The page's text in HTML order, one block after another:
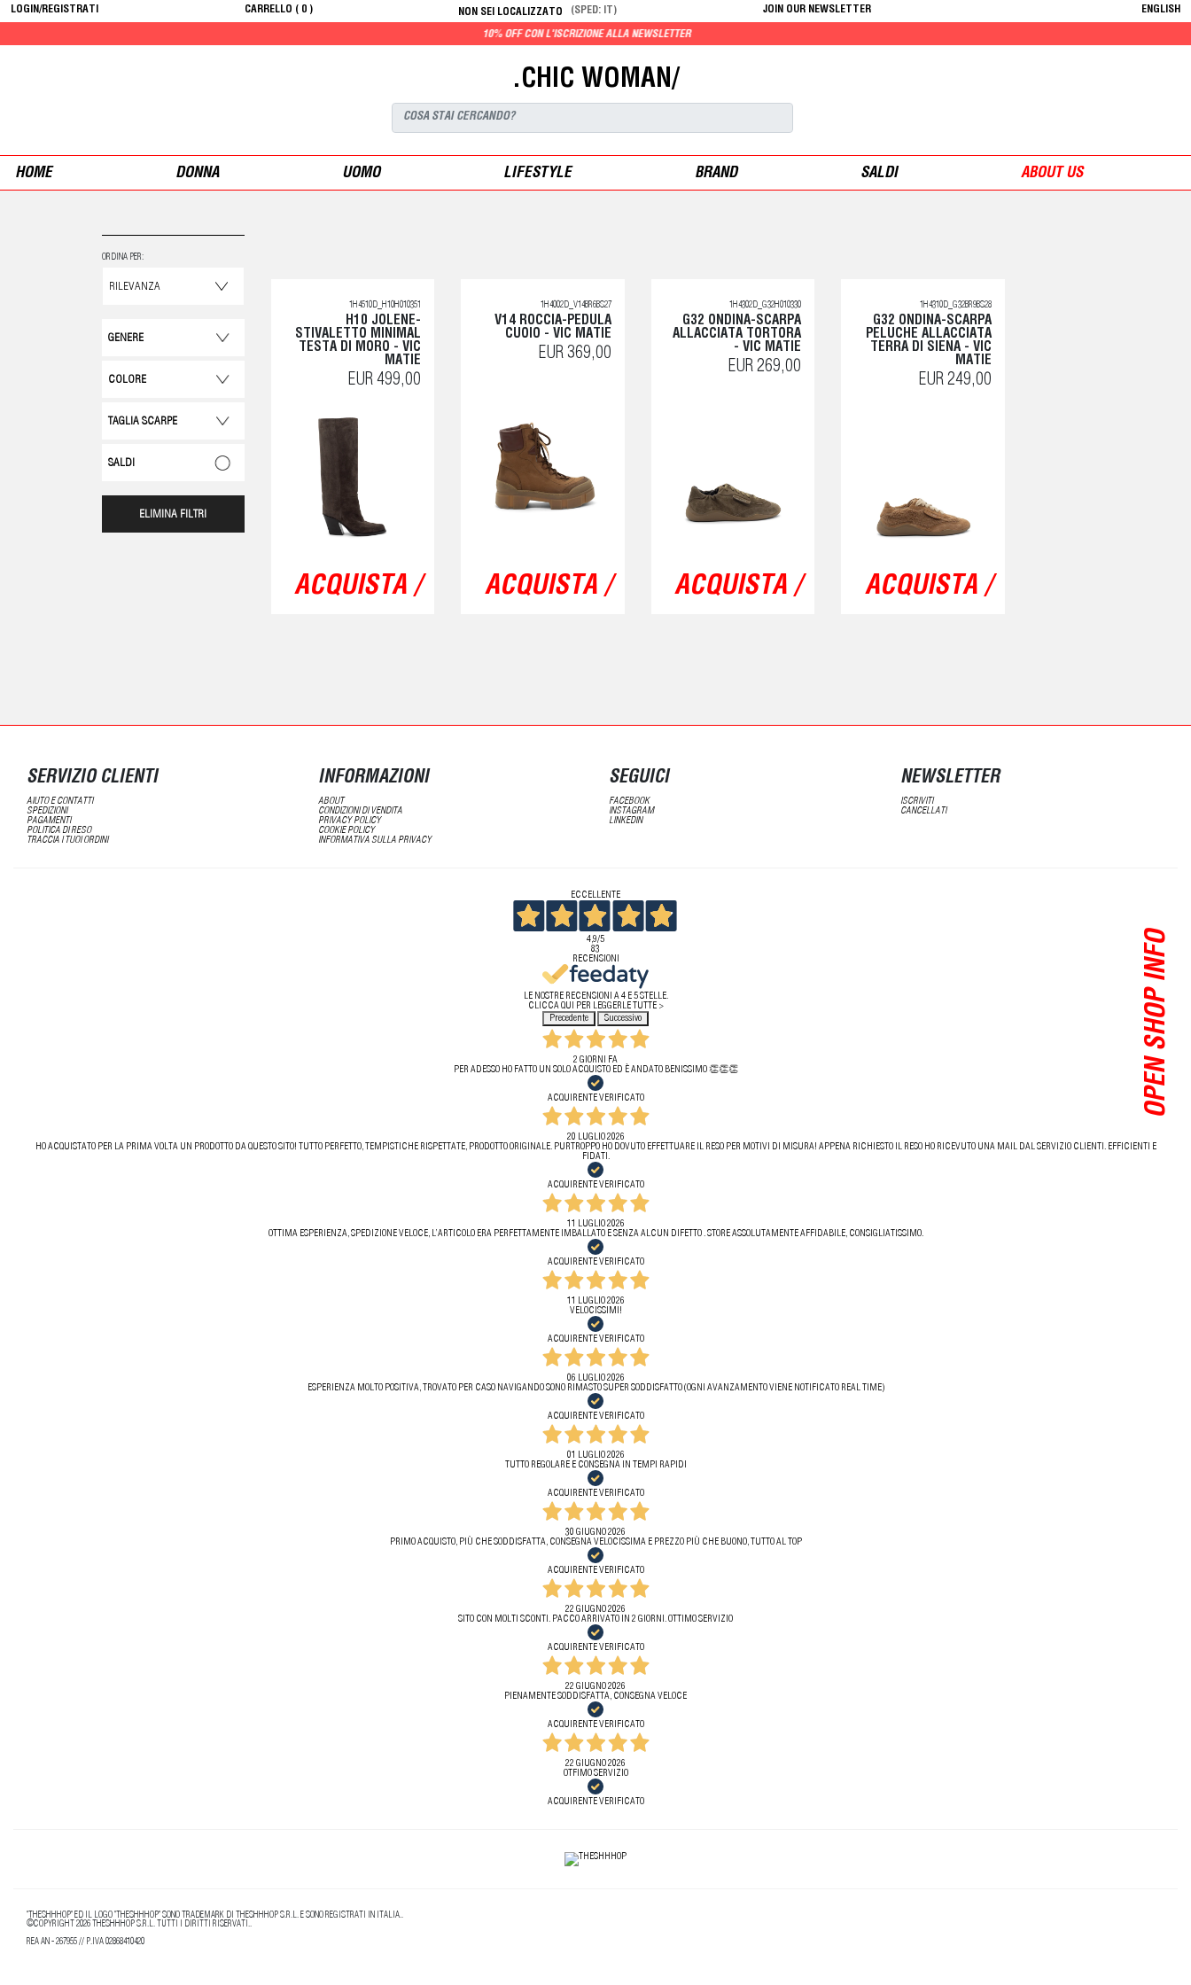
LOGIN/REGISTRATI CARRELLO (0 ) NON SEI LOCALIZZATO (SPED: IT) JOIN OUR NEWSLETTER ENGLISH
10% OFF CON L'ISCRIZIONE ALLA NEWSLETTER
.CHIC WOMAN/
HOME DONNA UOMO LIFESTYLE BRAND SALDI ABOUT US
OPEN SHOP INFO
ORDINA PER:
GENERE
COLORE
TAGLIA SCARPE
SALDI
ELIMINA FILTRI
1H4510D_H10H010351
H10 JOLENE-
STIVALETTO MINIMAL
TESTA DI MORO - VIC
MATIE
EUR 499,00
ACQUISTA /
1H4002D_V14BR6BS27
V14 ROCCIA-PEDULA
CUOIO - VIC MATIE
EUR 369,00
ACQUISTA /
1H4302D_G32H010330
G32 ONDINA-SCARPA
ALLACCIATA TORTORA
- VIC MATIE
EUR 269,00
ACQUISTA /
1H4310D_G32BR9BS28
G32 ONDINA-SCARPA
PELUCHE ALLACCIATA
TERRA DI SIENA - VIC
MATIE
EUR 249,00
ACQUISTA /
SERVIZIO CLIENTI
AIUTO E CONTATTI
SPEDIZIONI
PAGAMENTI
POLITICA DI RESO
TRACCIA I TUOI ORDINI
INFORMAZIONI
ABOUT
CONDIZIONI DI VENDITA
PRIVACY POLICY
COOKIE POLICY
INFORMATIVA SULLA PRIVACY
SEGUICI
FACEBOOK
INSTAGRAM
LINKEDIN
NEWSLETTER
ISCRIVITI
CANCELLATI
ECCELLENTE
4,9/5
83
RECENSIONI
LE NOSTRE RECENSIONI A 4 E 5 STELLE.
CLICCA QUI PER LEGGERLE TUTTE >
Precedente
Successivo
2 GIORNI FA
PER ADESSO HO FATTO UN SOLO ACQUISTO ED È ANDATO BENISSIMO 👏👏👏
ACQUIRENTE VERIFICATO
20 LUGLIO 2026
HO ACQUISTATO PER LA PRIMA VOLTA UN PRODOTTO DA QUESTO SITO! TUTTO PERFETTO, TEMPISTICHE RISPETTATE, PRODOTTO ORIGINALE. PURTROPPO HO DOVUTO EFFETTUARE IL RESO PER MOTIVI DI MISURA! APPENA RICHIESTO IL RESO HO RICEVUTO UNA MAIL DAL SERVIZIO CLIENTI. EFFICIENTI E
FIDATI.
ACQUIRENTE VERIFICATO
11 LUGLIO 2026
OTTIMA ESPERIENZA, SPEDIZIONE VELOCE, L’ARTICOLO ERA PERFETTAMENTE IMBALLATO E SENZA ALCUN DIFETTO . STORE ASSOLUTAMENTE AFFIDABILE, CONSIGLIATISSIMO.
ACQUIRENTE VERIFICATO
11 LUGLIO 2026
VELOCISSIMI!
ACQUIRENTE VERIFICATO
06 LUGLIO 2026
ESPERIENZA MOLTO POSITIVA, TROVATO PER CASO NAVIGANDO SONO RIMASTO SUPER SODDISFATTO (OGNI AVANZAMENTO VIENE NOTIFICATO REAL TIME)
ACQUIRENTE VERIFICATO
01 LUGLIO 2026
TUTTO REGOLARE E CONSEGNA IN TEMPI RAPIDI
ACQUIRENTE VERIFICATO
30 GIUGNO 2026
PRIMO ACQUISTO, PIÙ CHE SODDISFATTA, CONSEGNA VELOCISSIMA E PREZZO PIÙ CHE BUONO, TUTTO AL TOP
ACQUIRENTE VERIFICATO
22 GIUGNO 2026
SITO CON MOLTI SCONTI. PACCO ARRIVATO IN 2 GIORNI. OTTIMO SERVIZIO
ACQUIRENTE VERIFICATO
22 GIUGNO 2026
PIENAMENTE SODDISFATTA, CONSEGNA VELOCE
ACQUIRENTE VERIFICATO
22 GIUGNO 2026
OTFIMO SERVIZIO
ACQUIRENTE VERIFICATO
"THESHHHOP" ED IL LOGO "THESHHHOP" SONO TRADEMARK DI THESHHHOP S.R.L. E SONO REGISTRATI IN ITALIA..
©COPYRIGHT 2026 THESHHHOP S.R.L. TUTTI I DIRITTI RISERVATI..
REA AN - 267955 // P.IVA 02868410420